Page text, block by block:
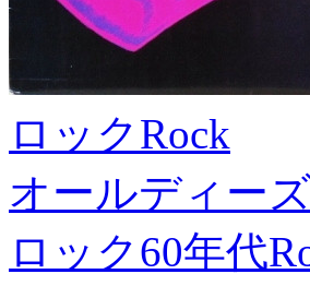
ロックRock
オールディー
ロック60年代